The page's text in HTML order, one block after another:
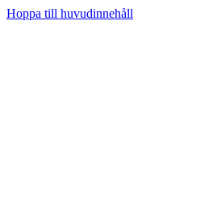
Hoppa till huvudinnehåll